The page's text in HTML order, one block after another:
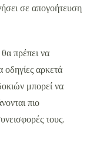
σε απογοήτευση
πρέπει να
αρκετά
μπορεί να
πιο
τους.